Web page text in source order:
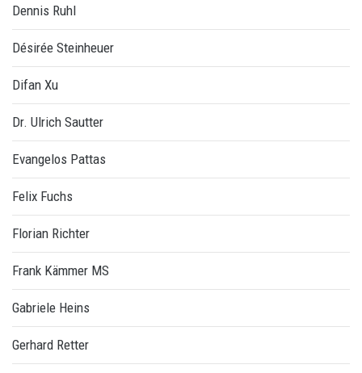
Dennis Ruhl
Désirée Steinheuer
Difan Xu
Dr. Ulrich Sautter
Evangelos Pattas
Felix Fuchs
Florian Richter
Frank Kämmer MS
Gabriele Heins
Gerhard Retter